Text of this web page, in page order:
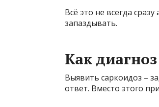
Всё это не всегда
запаздывать.
Как
Выявить саркоидоз –
ответ. Вместо этого